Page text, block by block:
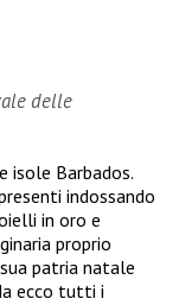
delle
isole Barbados.
indossando
in oro e
proprio
patria natale
ecco tutti i